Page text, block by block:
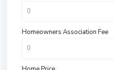
Homeowners Association Fee